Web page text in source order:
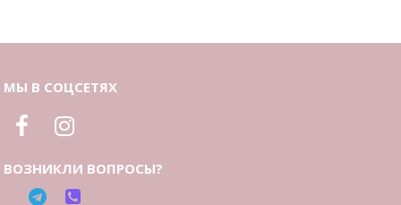
МЫ В СОЦСЕТЯХ
ВОЗНИКЛИ ВОПРОСЫ?